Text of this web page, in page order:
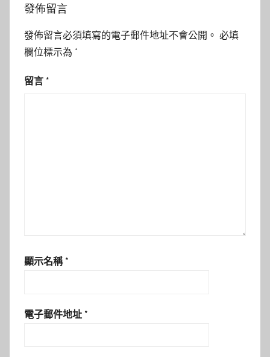
發佈留言
發佈留言必須填寫的電子郵件地址不會公開。 必填
欄位標示為 *
留言 *
顯示名稱 *
電子郵件地址 *